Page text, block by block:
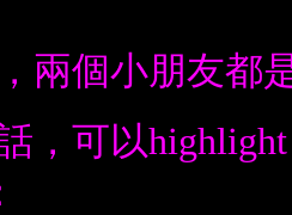
兩個小朋友都
，可以